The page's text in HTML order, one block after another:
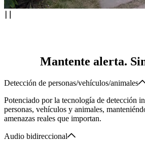
Mantente alerta.
Detección de personas/vehículos/animales
Potenciado por la tecnología de detección
personas, vehículos y animales,
amenazas reales que importan.
Audio bidireccional